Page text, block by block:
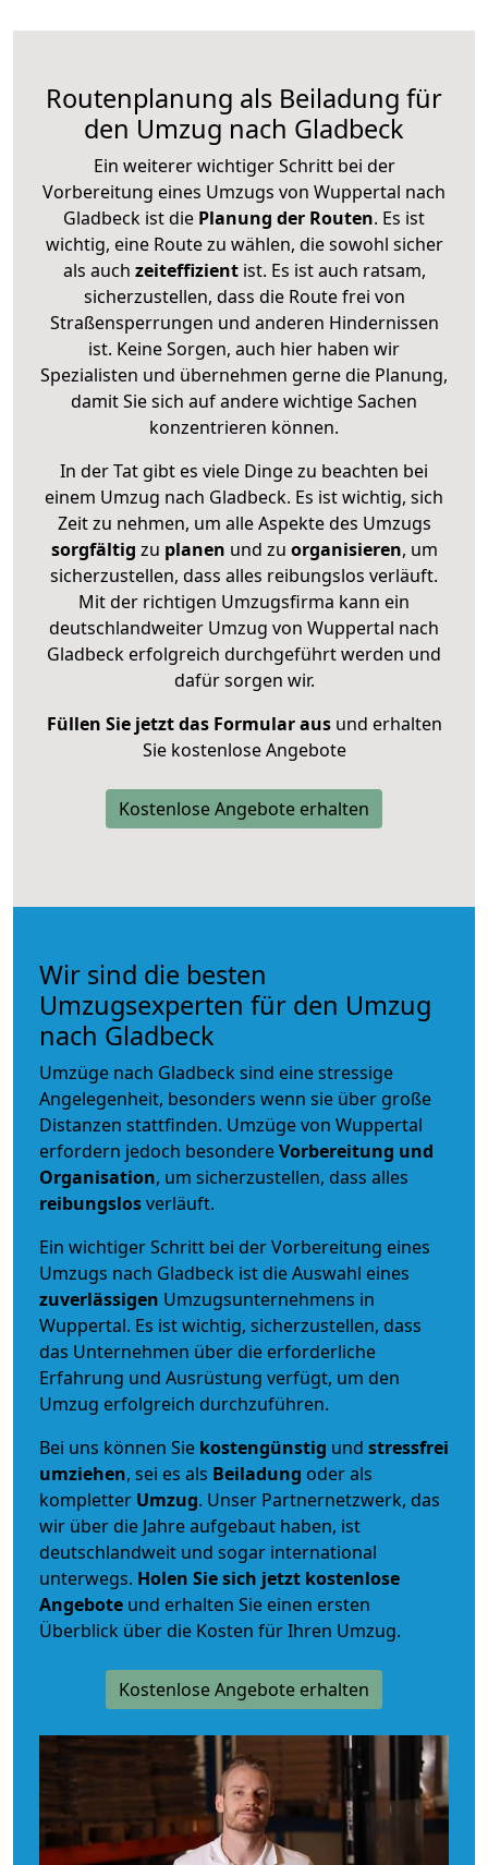
Routenplanung als Beiladung für
den Umzug nach Gladbeck
Ein weiterer wichtiger Schritt bei der
Vorbereitung eines Umzugs von Wuppertal nach
Gladbeck ist die Planung der Routen. Es ist
wichtig, eine Route zu wählen, die sowohl sicher
als auch zeiteffizientist. Es ist auch ratsam,
sicherzustellen, dass die Route frei von
Straßensperrungen und anderen Hindernissen
ist. Keine Sorgen, auch hier haben wir
Spezialisten und übernehmen gerne die Planung,
damit Sie sich auf andere wichtige Sachen
konzentrieren können.
In der Tat gibt es viele Dinge zu beachten bei
einem Umzug nach Gladbeck. Es ist wichtig, sich
Zeit zu nehmen, um alle Aspekte des Umzugs
sorgfältig zu planen und zu organisieren, um
sicherzustellen, dass alles reibungslos verläuft.
Mit der richtigen Umzugsfirma kann ein
deutschlandweiter Umzug von Wuppertal nach
Gladbeck erfolgreich durchgeführt werden und
dafür sorgen wir.
Füllen Sie jetzt das Formular ausund erhalten
Sie kostenlose Angebote
Kostenlose Angebote erhalten
Wir sind die besten
Umzugsexperten für den Umzug
nach Gladbeck
Umzüge nach Gladbeck sind eine stressige
Angelegenheit, besonders wenn sie über große
Distanzen stattfinden. Umzüge von Wuppertal
erfordern jedoch besondereVorbereitung und
Organisation, um sicherzustellen, dass alles
reibungslosverläuft.
Ein wichtiger Schritt bei der Vorbereitung eines
Umzugs nach Gladbeck ist die Auswahl eines
zuverlässigen Umzugsunternehmens in
Wuppertal. Es ist wichtig, sicherzustellen, dass
das Unternehmen über die erforderliche
Erfahrung und Ausrüstung verfügt, um den
Umzug erfolgreich durchzuführen.
Bei uns können Sie kostengünstig und stressfrei
umziehen, sei es als Beiladung oder als
kompletter Umzug. Unser Partnernetzwerk, das
wir über die Jahre aufgebaut haben, ist
deutschlandweit und sogar international
unterwegs. Holen Sie sich jetzt kostenlose
Angebote und erhalten Sie einen ersten
Überblick über die Kosten für Ihren Umzug.
Kostenlose Angebote erhalten